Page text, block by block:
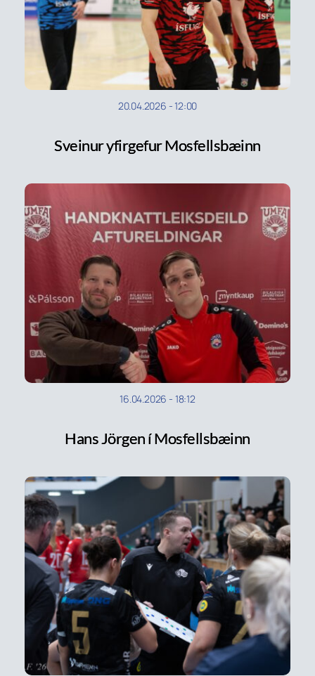
20.04.2026 -12:00
Sveinur yfirgefur Mosfellsbæinn
16.04.2026 - 18:12
Hans Jörgen í Mosfellsbæinn